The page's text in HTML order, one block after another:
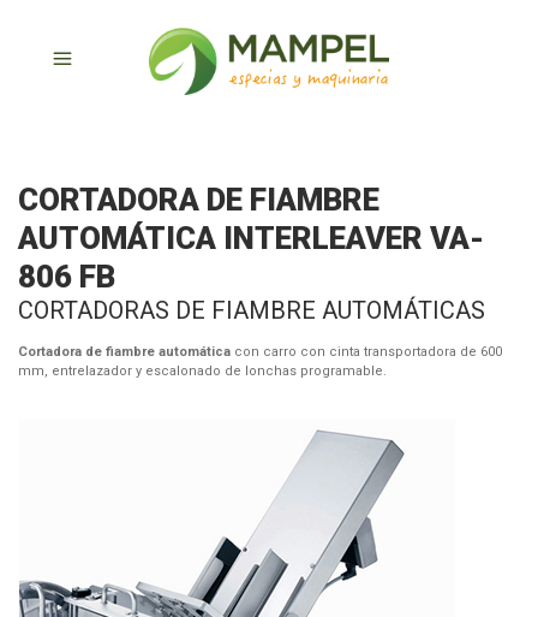
CORTADORA DE FIAMBRE
AUTOMÁTICA INTERLEAVER VA-
806 FB
CORTADORAS DE FIAMBRE AUTOMÁTICAS
Cortadora de fiambre automática con carro con cinta transportadora de 600
mm, entrelazador y escalonado de lonchas programable.